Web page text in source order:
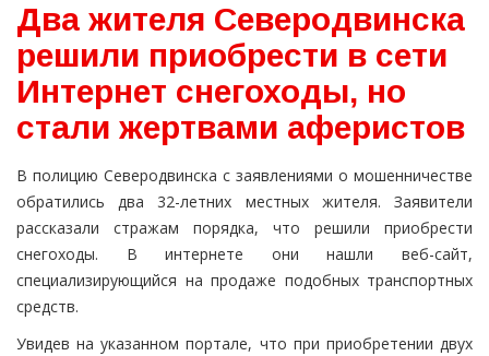
Два жителя Северодвинска
решили приобрести в сети
Интернет снегоходы, но
стали жертвами аферистов
В полицию Северодвинска с заявлениями о мошенничестве
обратились два 32-летних местных жителя. Заявители
рассказали стражам порядка, что решили приобрести
снегоходы. В интернете они нашли веб-сайт,
специализирующийся на продаже подобных транспортных
средств.
Увидев на указанном портале, что при приобретении двух